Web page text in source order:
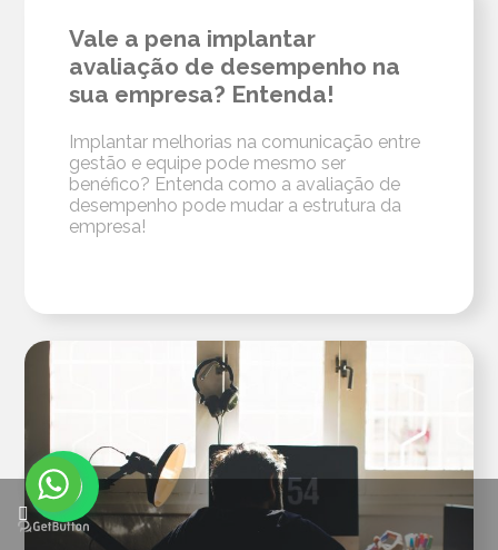
Vale a pena implantar
avaliação de desempenho na
sua empresa? Entenda!
Implantar melhorias na comunicação entre
gestão e equipe pode mesmo ser
benéfico? Entenda como a avaliação de
desempenho pode mudar a estrutura da
empresa!